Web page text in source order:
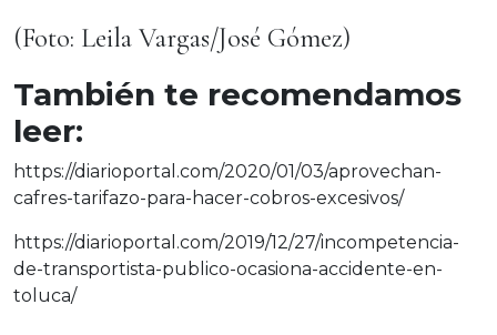
(Foto: Leila Vargas/José Gómez)
También te recomendamos
leer:
https://diarioportal.com/2020/01/03/aprovechan-
cafres-tarifazo-para-hacer-cobros-excesivos/
https://diarioportal.com/2019/12/27/incompetencia-
de-transportista-publico-ocasiona-accidente-en-
toluca/